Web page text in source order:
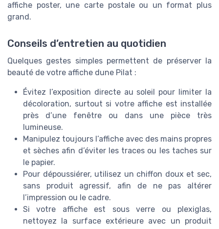
affiche poster, une carte postale ou un format plus
grand.
Conseils d’entretien au quotidien
Quelques gestes simples permettent de préserver la
beauté de votre affiche dune Pilat :
Évitez l’exposition directe au soleil pour limiter la
décoloration, surtout si votre affiche est installée
près d’une fenêtre ou dans une pièce très
lumineuse.
Manipulez toujours l’affiche avec des mains propres
et sèches afin d’éviter les traces ou les taches sur
le papier.
Pour dépoussiérer, utilisez un chiffon doux et sec,
sans produit agressif, afin de ne pas altérer
l’impression ou le cadre.
Si votre affiche est sous verre ou plexiglas,
nettoyez la surface extérieure avec un produit